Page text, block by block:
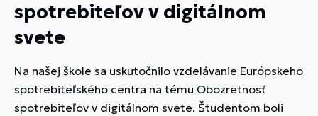
spotrebiteľov v digitálnom
svete
Na našej škole sa uskutočnilo vzdelávanie Európskeho
spotrebiteľského centra na tému Obozretnosť
spotrebiteľov v digitálnom svete. Študentom boli